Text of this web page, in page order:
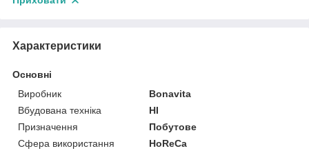
Характеристики
Основні
Виробник
Bonavita
Вбудована техніка
НІ
Призначення
Побутове
Сфера використання
HoReCa